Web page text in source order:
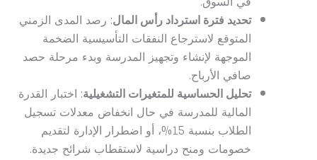
تحديد فترة استرداد رأس المال: رصد المدى الزمني
المتوقع لاسترجاع النفقات التأسيسية الضخمة
الموجهة لإنشاء وتجهيز المدرسة وبدء مرحلة حصد
صافي الأرباح.
تحليل الحساسية للمتغيرات التشغيلية: اختبار القدرة
المالية للمدرسة في حال انخفاض معدلات تسجيل
الطلاب بنسبة 15%، أو اضطرار الإدارة لتقديم
خصومات ومنح دراسية لاستقطاب شرائح جديدة.